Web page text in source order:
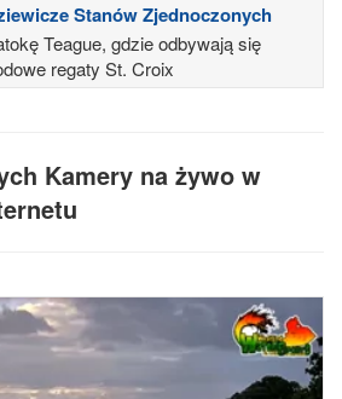
Stanów Zjednoczonych
Teague, gdzie odbywają się
regaty St. Croix
Kamery na żywo w